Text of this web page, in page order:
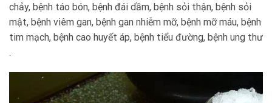
chảy, bệnh táo bón, bệnh đái dầm, bệnh sỏi thận, bệnh sỏi
mật, bệnh viêm gan, bệnh gan nhiễm mỡ, bệnh mỡ máu, bệnh
tim mạch, bệnh cao huyết áp, bệnh tiểu đường, bệnh ung thư
.